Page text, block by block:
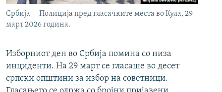
Србија -- Полиција пред гласачките места во Кула, 29
март 2026 година.
Изборниот ден во Србија помина со низа
инциденти. На 29 март се гласаше во десет
српски општини за избор на советници.